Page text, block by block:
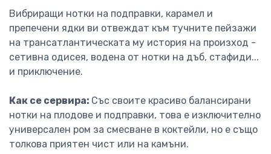
Вибриращи нотки на подправки, карамел и
препечени ядки ви отвеждат към тучните пейзажи
на трансатлантическата му история на произход -
сетивна одисея, водена от нотки на дъб, стафиди...
и приключение.
Как се сервира: Със своите красиво балансирани
нотки на плодове и подправки, това е изключително
универсален ром за смесване в коктейли, но е също
толкова приятен чист или на камъни.